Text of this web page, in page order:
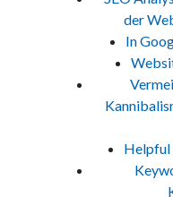
der
In
Helpful